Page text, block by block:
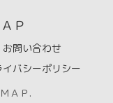
Ｐ
お問い合わせ
イバシーポリシー
ＡＰ.